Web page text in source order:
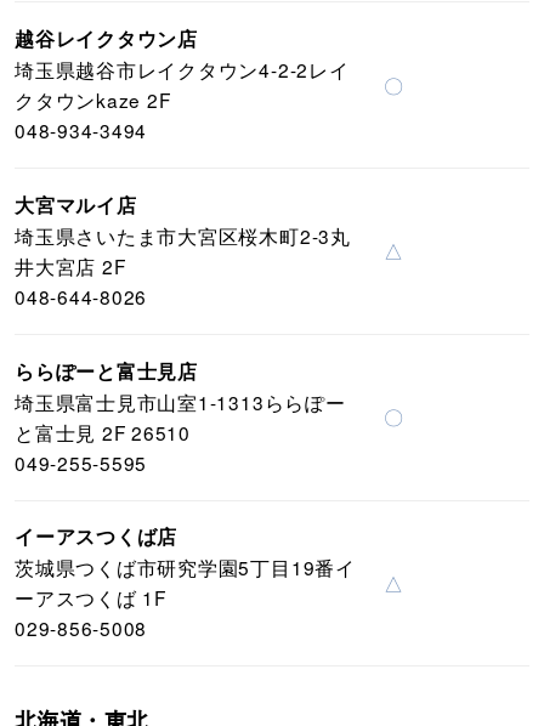
越谷レイクタウン店
埼玉県越谷市レイクタウン4-2-2レイ
クタウンkaze 2F
048-934-3494
〇
大宮マルイ店
埼玉県さいたま市大宮区桜木町2-3丸
井大宮店 2F
048-644-8026
△
ららぽーと富士見店
埼玉県富士見市山室1-1313ららぽー
と富士見 2F 26510
049-255-5595
〇
イーアスつくば店
茨城県つくば市研究学園5丁目19番イ
ーアスつくば 1F
029-856-5008
△
北海道・東北